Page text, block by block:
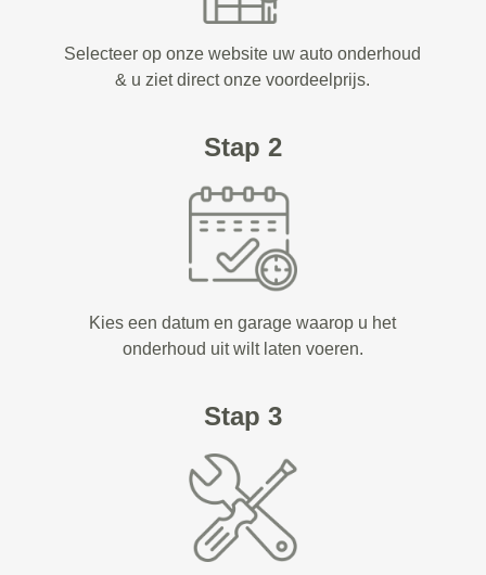
Selecteer op onze website uw auto onderhoud
& u ziet direct onze voordeelprijs.
Stap 2
Kies een datum en garage waarop u het
onderhoud uit wilt laten voeren.
Stap 3